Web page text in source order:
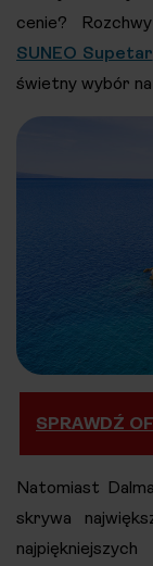
cenie?
SUNEO Supetar
świetny wybór
SPRAWDŹ
Natomiast
skrywa